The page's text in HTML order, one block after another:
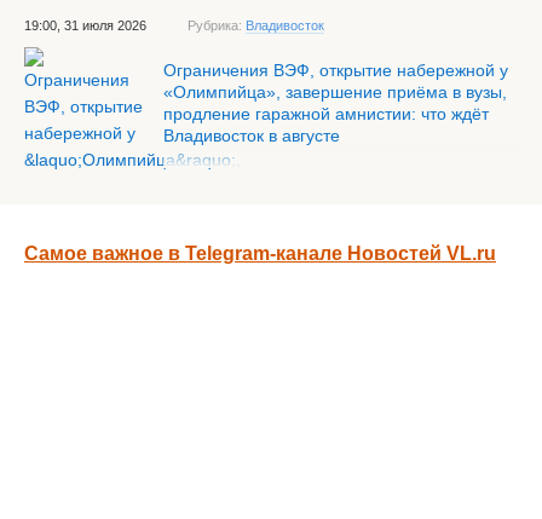
19:00, 31 июля 2026 Рубрика: Владивосток
Ограничения ВЭФ, открытие набережной у
«Олимпийца», завершение приёма в вузы,
продление гаражной амнистии: что ждёт
Владивосток в августе
Самое важное в Telegram-канале Новостей VL.ru